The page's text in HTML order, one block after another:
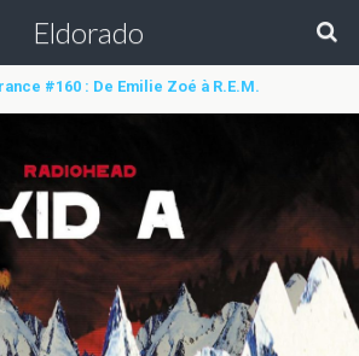
Eldorado
#160 : De Emilie Zoé à R.E.M.